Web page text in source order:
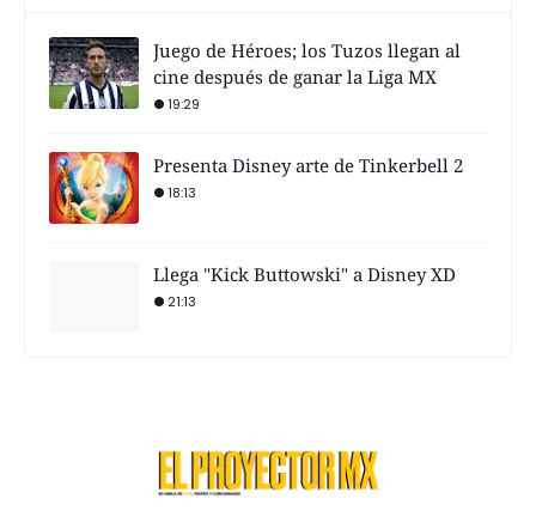
Juego de Héroes; los Tuzos llegan al
cine después de ganar la Liga MX
19:29
Presenta Disney arte de Tinkerbell 2
18:13
Llega "Kick Buttowski" a Disney XD
21:13